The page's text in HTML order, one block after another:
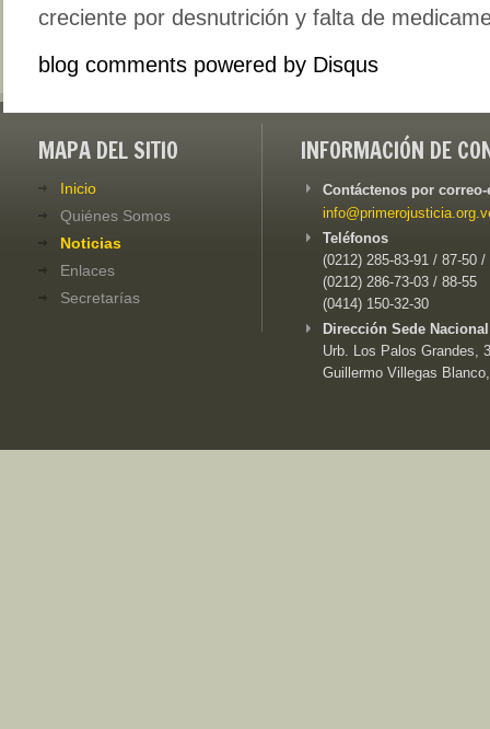
creciente por desnutrición y falta de
blog comments powered by Disqus
MAPA DEL SITIO
Inicio
Quiénes Somos
Noticias
Enlaces
Secretarías
INFORMACIÓN DE
Contáctenos por
Teléfonos
(0212) 285-83-91 / 87-50 /
(0212) 286-73-03 / 88-55
(0414) 150-32-30
Dirección Sede
Urb. Los Palos Grandes,
Guillermo Villegas